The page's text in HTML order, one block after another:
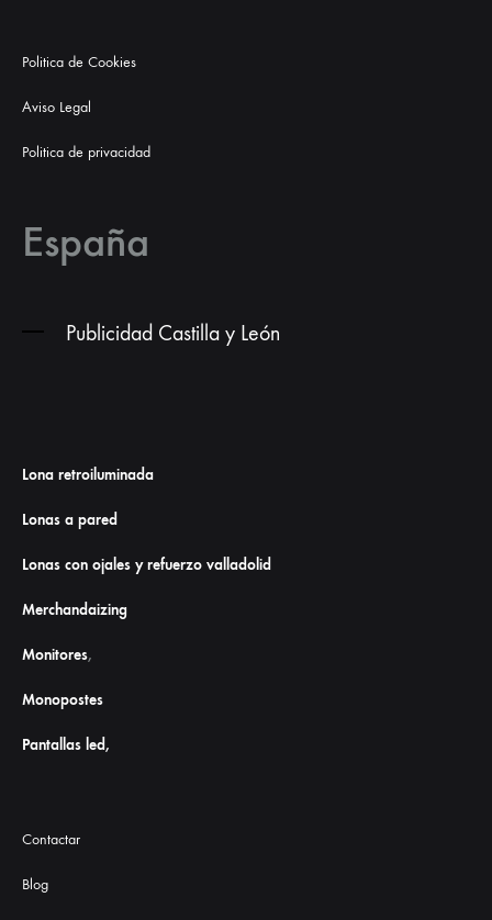
Politica de Cookies
Aviso Legal
Politica de privacidad
España
Publicidad Castilla y León
Lona retroiluminada
Lonas a pared
Lonas con ojales y refuerzo valladolid
Merchandaizing
Monitores,
Monopostes
Pantallas led,
Contactar
Blog